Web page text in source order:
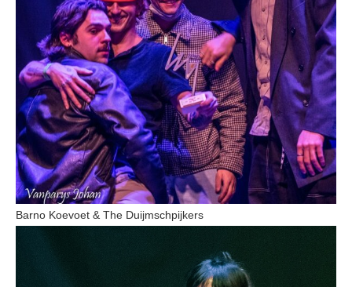
Barno Koevoet & The Duijmschpijkers